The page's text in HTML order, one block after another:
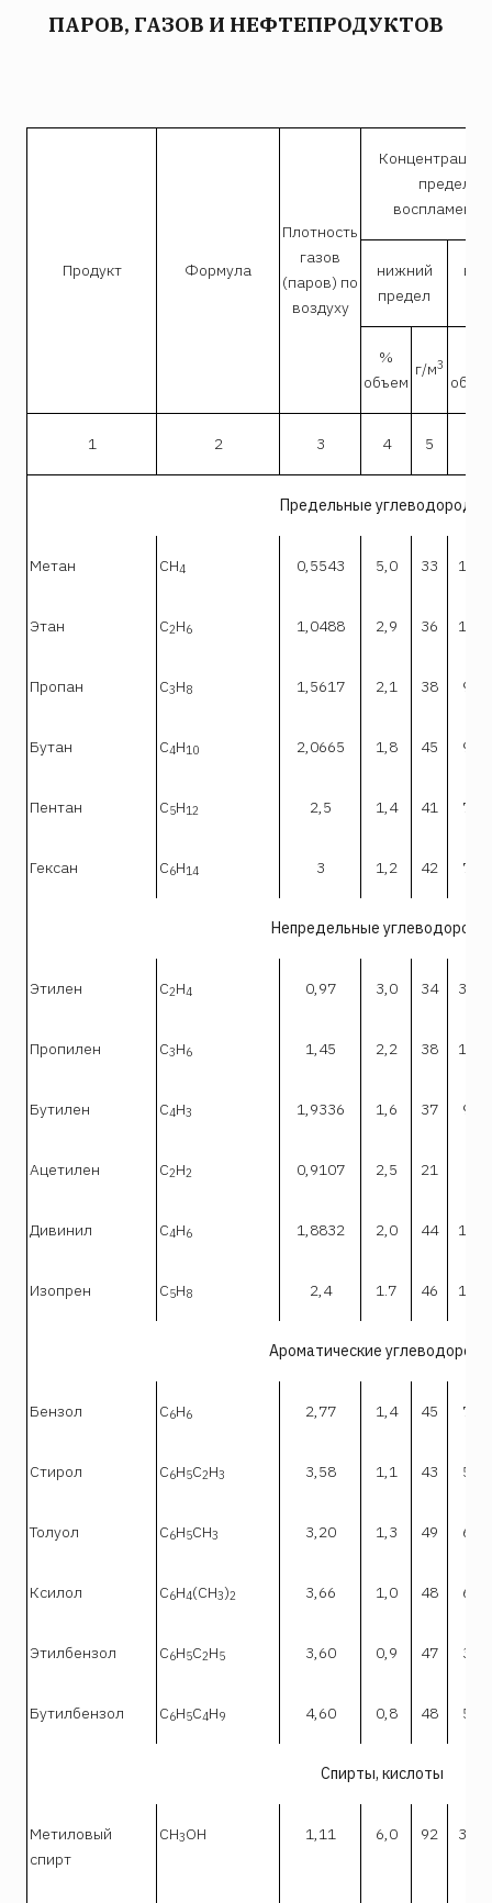
ПАРОВ, ГАЗОВ И НЕФТЕПРОДУКТОВ
Продукт Формула
Плотность
газов
(паров) по
воздуху
пределы
нижний
предел
%
объем
г/м3
1 2 3 4 5
Предельные углеводороды
Метан СН4 0,5543 5,0 33 15,0
Этан С2Н6 1,0488 2,9 36 15,0
Пропан С3Н8 1,5617 2,1 38 9,5
Бутан С4H10 2,0665 1,8 45 9,1
Пентан C5H12 2,5 1,4 41 7,8
Гексан С6Н14 3 1,2 42 7,5
Непредельные углеводороды
Этилен С2Н4 0,97 3,0 34 32,0
Пропилен С3Н6 1,45 2,2 38 10,3
Бутилен С4Н3 1,9336 1,6 37 9,4
Ацетилен С2Н2 0,9107 2,5 21
Дивинил С4Н6 1,8832 2,0 44 11,5
Изопрен С5Н8 2,4 1.7 46 11,5
Ароматические
Бензол С6Н6 2,77 1,4 45 7,1
Стирол С6H5C2H3 3,58 1,1 43 5,2
Толуол C6H5CH3 3,20 1,3 49 6,7
Ксилол С6Н4(СН3)2 3,66 1,0 48 6,0
Этилбензол С6Н5С2Н5 3,60 0,9 47 3,9
Бутилбензол C6H5C4H9 4,60 0,8 48 5,8
Спирты, кислоты
Метиловый
спирт
СН3ОН 1,11 6,0 92 34,7